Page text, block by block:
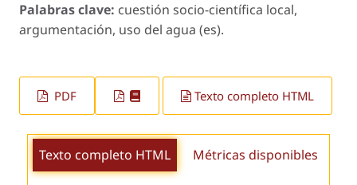
Palabras clave: cuestión socio-científica local,
argumentación, uso del agua (es).
PDF Texto completo HTML
Texto completo HTML Métricas disponibles